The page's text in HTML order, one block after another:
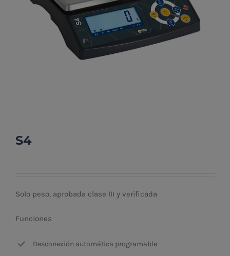
S4
Solo peso, aprobada clase III y verificada
Funciones
Desconexión automática programable